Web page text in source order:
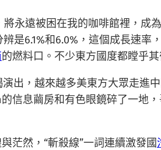
永遠被困在我的咖啡館裡，成
是6.1%和6.0%，這個成長速率
的燃料口。不少東方國度都瞠乎其
演出，越來越多美東方大眾走進
信息繭房和有色眼鏡碎了一地
茫然，“斬殺線”一詞連續激發國